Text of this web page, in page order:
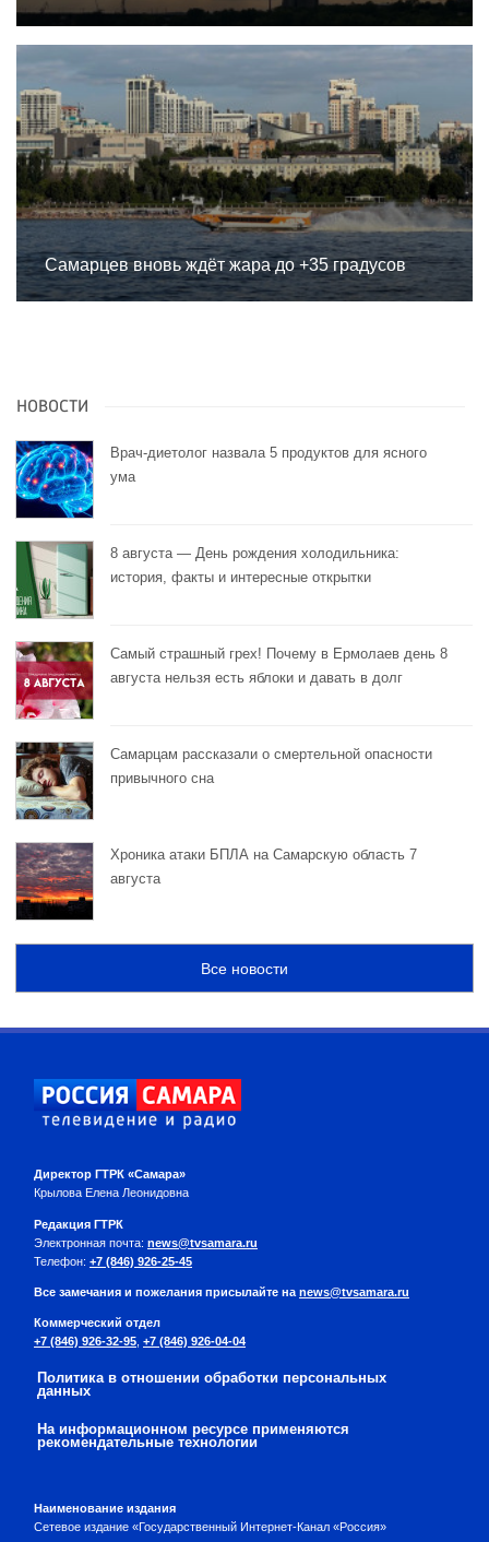
Самарцев вновь ждёт жара до +35 градусов
НОВОСТИ
Врач-диетолог назвала 5 продуктов для ясного
ума
8 августа — День рождения холодильника:
история, факты и интересные открытки
Самый страшный грех! Почему в Ермолаев день 8
августа нельзя есть яблоки и давать в долг
Самарцам рассказали о смертельной опасности
привычного сна
Хроника атаки БПЛА на Самарскую область 7
августа
Все новости
Директор ГТРК «Самара»
Крылова Елена Леонидовна
Редакция ГТРК
Электронная почта: news@tvsamara.ru
Телефон: +7 (846) 926-25-45
Все замечания и пожелания присылайте на news@tvsamara.ru
Коммерческий отдел
+7 (846) 926-32-95 +7 (846) 926-04-04
Политика в отношении обработки персональных
данных
На информационном ресурсе применяются
рекомендательные технологии
Наименование издания
Сетевое издание «Государственный Интернет-Канал «Россия»